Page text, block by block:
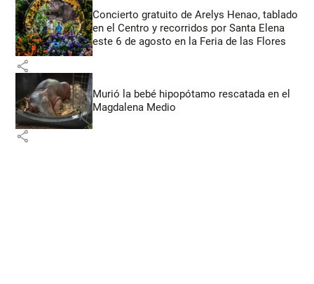
Concierto gratuito de Arelys Henao, tablado
en el Centro y recorridos por Santa Elena
este 6 de agosto en la Feria de las Flores
share
Murió la bebé hipopótamo rescatada en el
Magdalena Medio
share